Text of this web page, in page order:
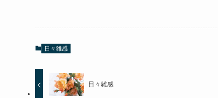
日々雑感
日々雑感